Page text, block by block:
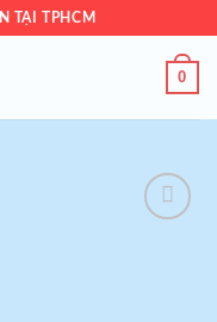
TẠI TPHCM
0